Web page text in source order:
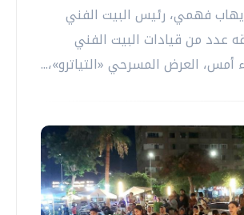
فهمي، رئيس البيت الفني
عدد من قيادات البيت الفني
أمس، العرض المسرحي «التياترو»،...